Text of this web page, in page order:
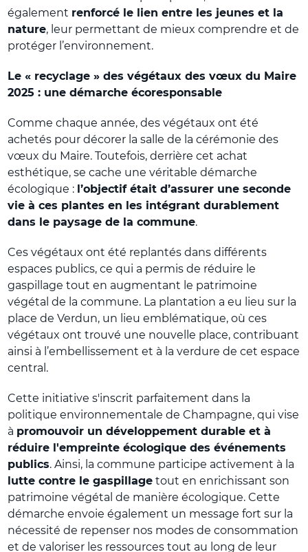
également renforcé le lien entre les jeunes et la
nature, leur permettant de mieux comprendre et de
protéger l’environnement.
Le « recyclage » des végétaux des vœux du Maire
2025 : une démarche écoresponsable
Comme chaque année, des végétaux ont été
achetés pour décorer la salle de la cérémonie des
vœux du Maire. Toutefois, derrière cet achat
esthétique, se cache une véritable démarche
écologique : l’objectif était d’assurer une seconde
vie à ces plantes en les intégrant durablement
dans le paysage de la commune.
Ces végétaux ont été replantés dans différents
espaces publics, ce qui a permis de réduire le
gaspillage tout en augmentant le patrimoine
végétal de la commune. La plantation a eu lieu sur la
place de Verdun, un lieu emblématique, où ces
végétaux ont trouvé une nouvelle place, contribuant
ainsi à l’embellissement et à la verdure de cet espace
central.
Cette initiative s'inscrit parfaitement dans la
politique environnementale de Champagne, qui vise
à promouvoir un développement durable et à
réduire l'empreinte écologique des événements
publics. Ainsi, la commune participe activement à la
lutte contre le gaspillage tout en enrichissant son
patrimoine végétal de manière écologique. Cette
démarche envoie également un message fort sur la
nécessité de repenser nos modes de consommation
et de valoriser les ressources tout au long de leur